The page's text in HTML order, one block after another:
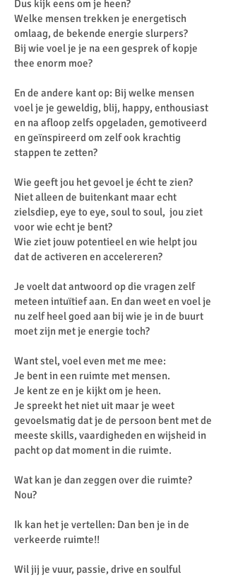
Dus kijk eens om je heen?
Welke mensen trekken je energetisch
omlaag, de bekende energie slurpers?
Bij wie voel je je na een gesprek of kopje
thee enorm moe?
En de andere kant op: Bij welke mensen
voel je je geweldig, blij, happy, enthousiast
en na afloop zelfs opgeladen, gemotiveerd
en geïnspireerd om zelf ook krachtig
stappen te zetten?
Wie geeft jou het gevoel je écht te zien?
Niet alleen de buitenkant maar echt
zielsdiep, eye to eye, soul to soul, jou ziet
voor wie echt je bent?
Wie ziet jouw potentieel en wie helpt jou
dat de activeren en accelereren?
Je voelt dat antwoord op die vragen zelf
meteen intuïtief aan. En dan weet en voel je
nu zelf heel goed aan bij wie je in de buurt
moet zijn met je energie toch?
Want stel, voel even met me mee:
Je bent in een ruimte met mensen.
Je kent ze en je kijkt om je heen.
Je spreekt het niet uit maar je weet
gevoelsmatig dat je de persoon bent met de
meeste skills, vaardigheden en wijsheid in
pacht op dat moment in die ruimte.
Wat kan je dan zeggen over die ruimte?
Nou?
Ik kan het je vertellen: Dan ben je in de
verkeerde ruimte!!
Wil jij je vuur, passie, drive en soulful